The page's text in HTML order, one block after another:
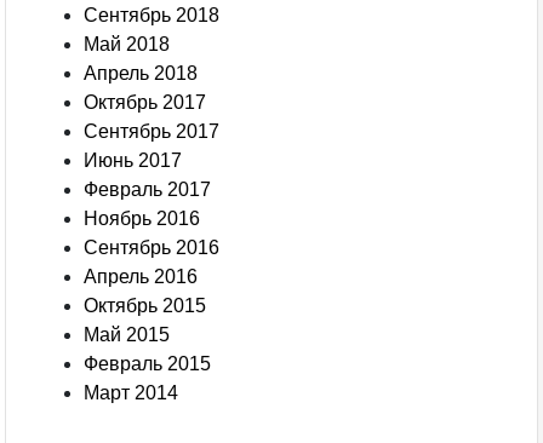
Сентябрь 2018
Май 2018
Апрель 2018
Октябрь 2017
Сентябрь 2017
Июнь 2017
Февраль 2017
Ноябрь 2016
Сентябрь 2016
Апрель 2016
Октябрь 2015
Май 2015
Февраль 2015
Март 2014